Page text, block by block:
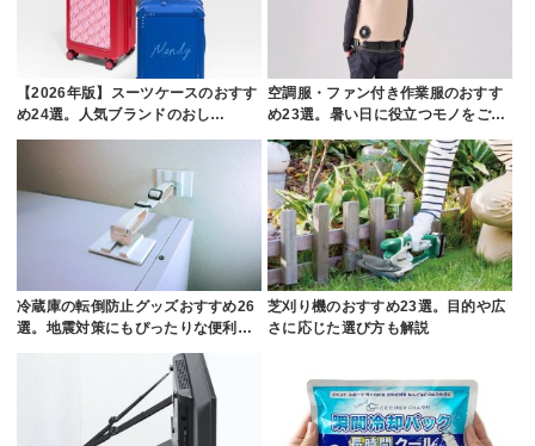
【2026年版】スーツケースのおすす
め24選。人気ブランドのおし…
空調服・ファン付き作業服のおすす
め23選。暑い日に役立つモノをご…
冷蔵庫の転倒防止グッズおすすめ26
選。地震対策にもぴったりな便利…
芝刈り機のおすすめ23選。目的や広
さに応じた選び方も解説